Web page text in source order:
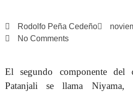
Rodolfo Peña Cedeño
No Comments
El segundo componente del
Patanjali se llama Niyama,